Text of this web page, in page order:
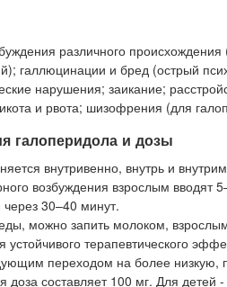
различного
галлюцинации и бред (острый
нарушения; заикание;
и рвота; шизофрения (для
галоперидола и дозы
внутривенно, внутрь и
возбуждения взрослым вводят
30–40 минут.
можно запить молоком,
устойчивого терапевтического
переходом на более
доза составляет 100 мг. Для